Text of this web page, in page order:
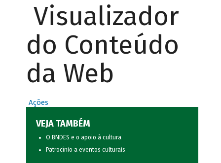
Visualizador
do Conteúdo
da Web
Ações
VEJA TAMBÉM
O BNDES e o apoio à cultura
Patrocínio a eventos culturais